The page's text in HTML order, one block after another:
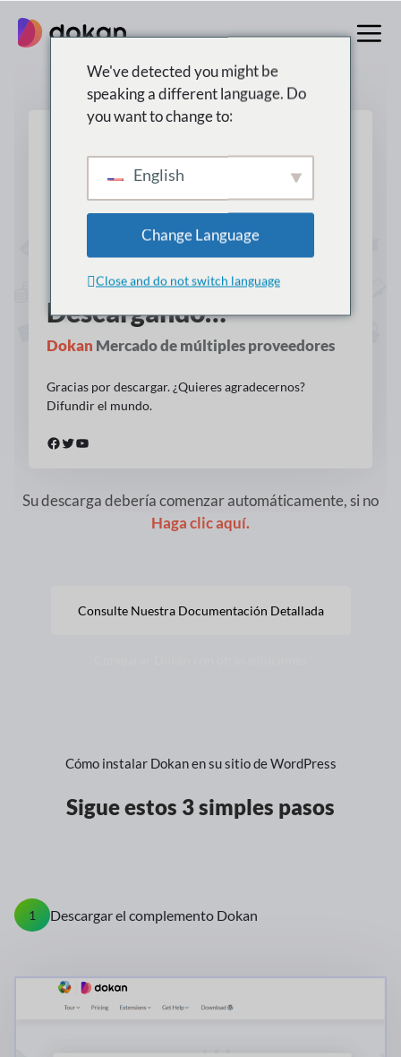
contenido
Descargando…
Dokan Mercado de múltiples proveedores
Gracias por descargar. ¿Quieres agradecernos?
Difundir el mundo.
Facebook
Gorjeo
YouTube
Su descarga debería comenzar automáticamente, si no
Haga clic aquí.
Consulte Nuestra Documentación Detallada
Cómo instalar Dokan en su sitio de WordPress
Sigue estos 3 simples pasos
1 Descargar el complemento Dokan
We've detected you might be
speaking a different language. Do
you want to change to:
English
Change Language
Close and do not switch language